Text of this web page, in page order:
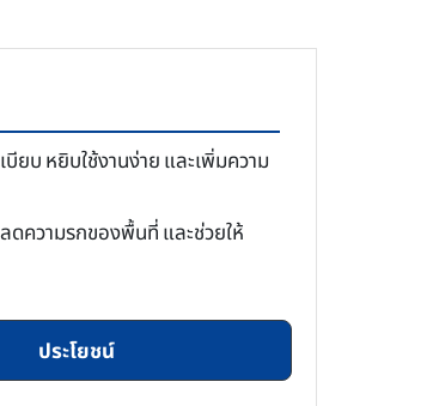
ยบ หยิบใช้งานง่าย และเพิ่มความ
ความรกของพื้นที่ และช่วยให้
ประโยชน์